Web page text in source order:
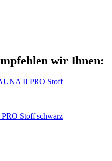
wir Ihnen:
Stoff schwarz